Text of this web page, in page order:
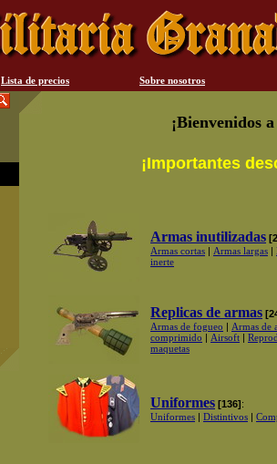
Lista de precios
Sobre nosotros
¡Bienvenidos
¡Importantes
Armas inutilizadas
Armas cortas | Armas largas |
inerte
Replicas de armas
Armas de fogueo | Armas de
comprimido | Airsoft |
maquetas
Uniformes [136]:
Uniformes | Distintivos |